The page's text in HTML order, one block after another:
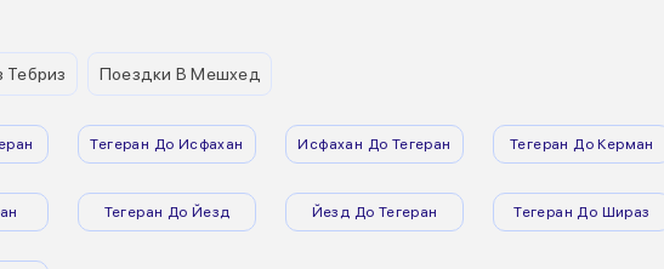
Тебриз Поездки В Мешхед
Тегеран До Исфахан Исфахан До Тегеран Тегеран До Керман
Тегеран До Йезд Йезд До Тегеран Тегеран До Шираз